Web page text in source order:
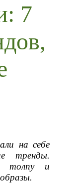
7
на себе
тренды.
толпу и